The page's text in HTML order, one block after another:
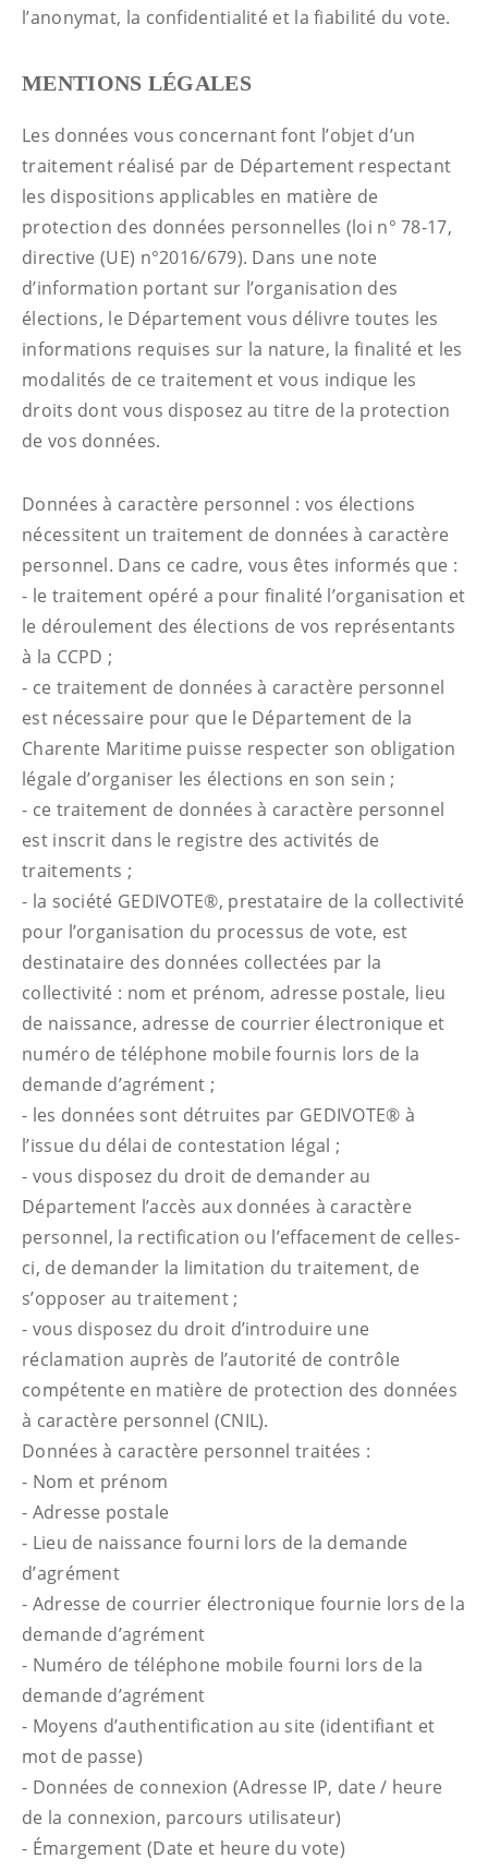
l’anonymat, la confidentialité et la fiabilité du vote.
MENTIONS LÉGALES
Les données vous concernant font l’objet d’un
traitement réalisé par de Département respectant
les dispositions applicables en matière de
protection des données personnelles (loi n° 78-17,
directive (UE) n°2016/679). Dans une note
d’information portant sur l’organisation des
élections, le Département vous délivre toutes les
informations requises sur la nature, la finalité et les
modalités de ce traitement et vous indique les
droits dont vous disposez au titre de la protection
de vos données.
Données à caractère personnel : vos élections
nécessitent un traitement de données à caractère
personnel. Dans ce cadre, vous êtes informés que :
- le traitement opéré a pour finalité l’organisation et
le déroulement des élections de vos représentants
à la CCPD ;
- ce traitement de données à caractère personnel
est nécessaire pour que le Département de la
Charente Maritime puisse respecter son obligation
légale d’organiser les élections en son sein ;
- ce traitement de données à caractère personnel
est inscrit dans le registre des activités de
traitements ;
- la société GEDIVOTE®, prestataire de la collectivité
pour l’organisation du processus de vote, est
destinataire des données collectées par la
collectivité : nom et prénom, adresse postale, lieu
de naissance, adresse de courrier électronique et
numéro de téléphone mobile fournis lors de la
demande d’agrément ;
- les données sont détruites par GEDIVOTE® à
l’issue du délai de contestation légal ;
- vous disposez du droit de demander au
Département l’accès aux données à caractère
personnel, la rectification ou l’effacement de celles-
ci, de demander la limitation du traitement, de
s’opposer au traitement ;
- vous disposez du droit d’introduire une
réclamation auprès de l’autorité de contrôle
compétente en matière de protection des données
à caractère personnel (CNIL).
Données à caractère personnel traitées :
- Nom et prénom
- Adresse postale
- Lieu de naissance fourni lors de la demande
d’agrément
- Adresse de courrier électronique fournie lors de la
demande d’agrément
- Numéro de téléphone mobile fourni lors de la
demande d’agrément
- Moyens d’authentification au site (identifiant et
mot de passe)
- Données de connexion (Adresse IP, date / heure
de la connexion, parcours utilisateur)
- Émargement (Date et heure du vote)